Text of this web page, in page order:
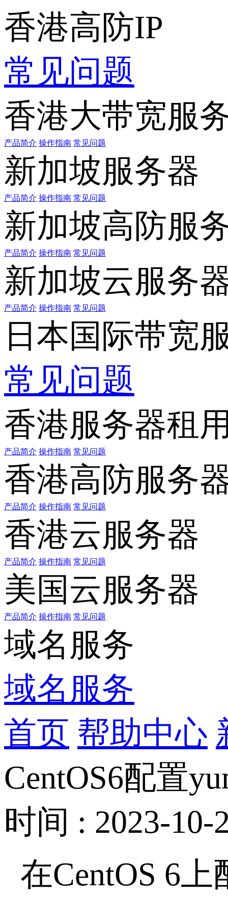
香港高防IP
常见问题
香港大带宽服
产品简介 操作指南 常见问题
新加坡服务器
产品简介 操作指南 常见问题
新加坡高防服
产品简介 操作指南 常见问题
新加坡云服务
产品简介 操作指南 常见问题
日本国际带宽
常见问题
香港服务器租
产品简介 操作指南 常见问题
香港高防服务
产品简介 操作指南 常见问题
香港云服务器
产品简介 操作指南 常见问题
美国云服务器
产品简介 操作指南 常见问题
域名服务
域名服务
首页 帮助中心
CentOS6配置
时间 : 2023-10-
在CentOS 6